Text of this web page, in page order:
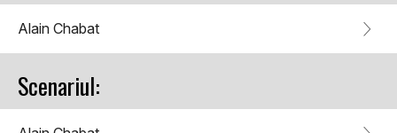
Alain Chabat
Scenariul: